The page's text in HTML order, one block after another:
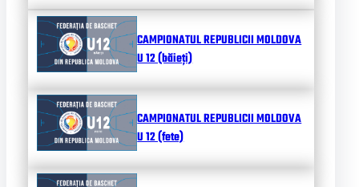
CAMPIONATUL REPUBLICII MOLDOVA
U 12 (băieți)
CAMPIONATUL REPUBLICII MOLDOVA
U 12 (fete)